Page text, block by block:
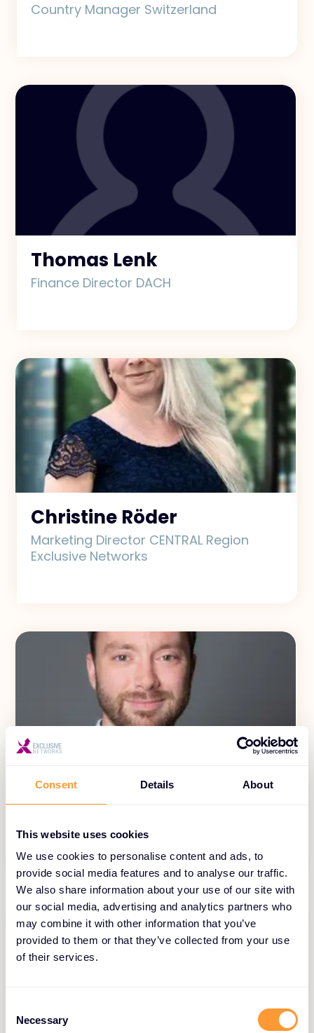
Consent Details About
This website uses cookies
We use cookies to personalise content and ads, to
provide social media features and to analyse our traffic.
We also share information about your use of our site with
our social media, advertising and analytics partners who
may combine it with other information that you’ve
provided to them or that they’ve collected from your use
of their services.
Necessary
Country Manager Switzerland
Thomas Lenk
Finance Director DACH
Christine Röder
Marketing Director CENTRAL Region
Exclusive Networks
Christopher Sauer
Operations & Logistics Manager DACH